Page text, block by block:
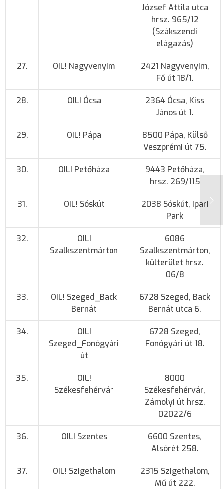
József Attila utca
hrsz. 965/12
(Szákszendi
elágazás)
27. OIL! Nagyvenyim
2421 Nagyvenyim,
Fő út 18/1.
28. OIL! Ócsa
2364 Ócsa, Kiss
János út 1.
29. OIL! Pápa
8500 Pápa, Külső
Veszprémi út 75.
30. OIL! Petőháza
9443 Petőháza,
hrsz. 269/115
31. OIL! Sóskút
2038 Sóskút, Ipari
Park
32.
OIL!
Szalkszentmárton
6086
Szalkszentmárton,
külterület hrsz.
06/8
33.
OIL! Szeged_Back
Bernát
6728 Szeged, Back
Bernát utca 6.
34.
OIL!
Szeged_Fonógyári
út
6728 Szeged,
Fonógyári út 18.
35.
OIL!
Székesfehérvár
8000
Székesfehérvár,
Zámolyi út hrsz.
02022/6
36. OIL! Szentes
6600 Szentes,
Alsórét 258.
37. OIL! Szigethalom
2315 Szigethalom,
Mű út 222.